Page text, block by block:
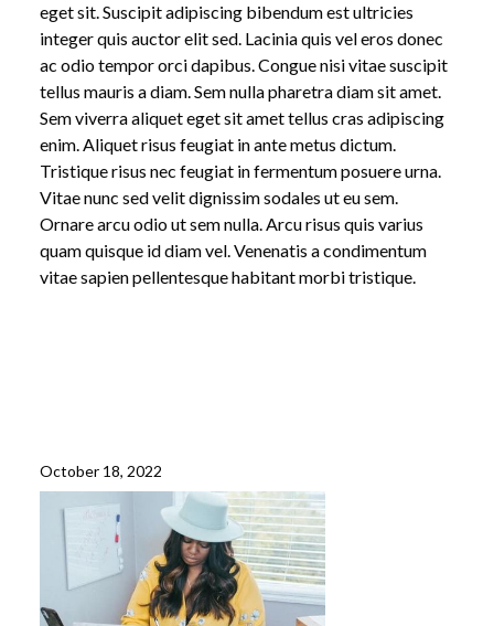
eget sit. Suscipit adipiscing bibendum est ultricies
integer quis auctor elit sed. Lacinia quis vel eros donec
ac odio tempor orci dapibus. Congue nisi vitae suscipit
tellus mauris a diam. Sem nulla pharetra diam sit amet.
Sem viverra aliquet eget sit amet tellus cras adipiscing
enim. Aliquet risus feugiat in ante metus dictum.
Tristique risus nec feugiat in fermentum posuere urna.
Vitae nunc sed velit dignissim sodales ut eu sem.
Ornare arcu odio ut sem nulla. Arcu risus quis varius
quam quisque id diam vel. Venenatis a condimentum
vitae sapien pellentesque habitant morbi tristique.
October 18, 2022